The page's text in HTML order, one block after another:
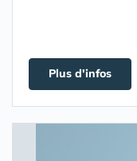
Plus d'infos